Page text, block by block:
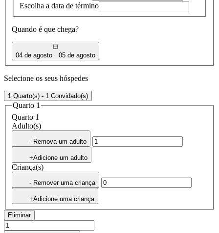
Escolha a data de término
Quando é que chega?
04 de agosto 05 de agosto
Selecione os seus hóspedes
1 Quarto(s) - 1 Convidado(s)
Quarto 1
Quarto 1
Adulto(s)
- Remova um adulto
+Adicione um adulto
Criança(s)
- Remover uma criança
+Adicione uma criança
Eliminar